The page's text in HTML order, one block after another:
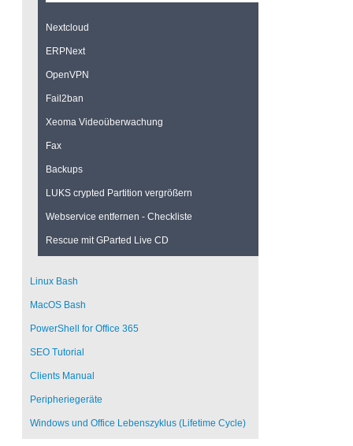
Nextcloud
ERPNext
OpenVPN
Fail2ban
Xeoma Videoüberwachung
Fax
Backups
LUKS crypted Partition vergrößern
Webservice entfernen - Checkliste
Rescue mit GParted Live CD
Linux Bash
MacOS Bash
PowerShell for Office 365
SEO Tutorial
Clients Manual
Peripheriegeräte
Windows und Office Lebenszyklus (Lifetime Cycle)